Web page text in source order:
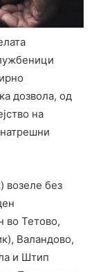
дозвола, од
на
возеле без
во Тетово,
Валандово,
и Штип